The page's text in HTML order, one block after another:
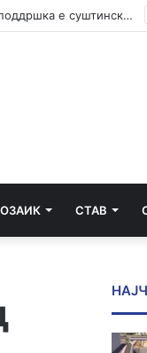
(ФОТО) Ахмети на средба со в.д. амбасадорката на САД: Американската поддршка е суштинска за зачувување на духот на Охридскиот договор
СТАВ